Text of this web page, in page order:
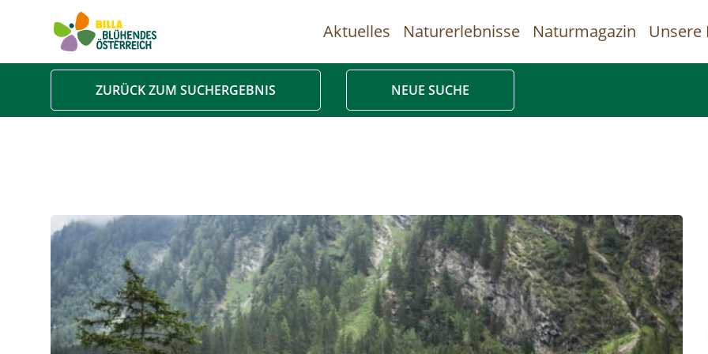
Hauptnavigation
Aktuelles Naturerlebnisse Naturmagazin Unsere
ZURÜCK ZUM SUCHERGEBNIS NEUE SUCHE